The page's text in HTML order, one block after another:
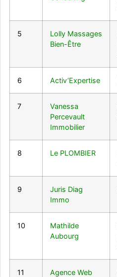
5
Lolly Massages
Bien-Être
6 Activ’Expertise
7
Vanessa
Percevault
Immobilier
8 Le PLOMBIER
9
Juris Diag
Immo
10
Mathilde
Aubourg
11
Agence Web